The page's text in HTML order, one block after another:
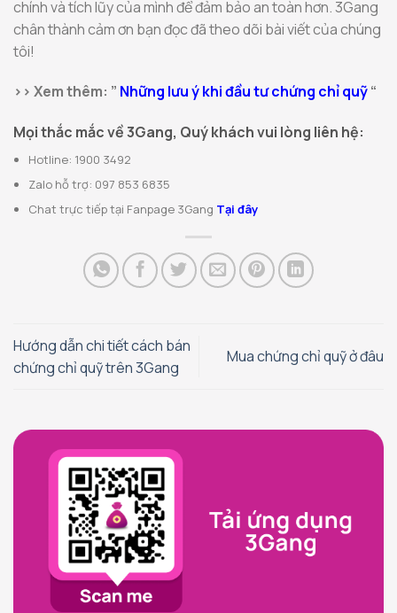
chính và tích lũy của mình để đảm bảo an toàn hơn. 3Gang
chân thành cảm ơn bạn đọc đã theo dõi bài viết của chúng
tôi!
>> Xem thêm: ” Những lưu ý khi đầu tư chứng chỉ quỹ“
Mọi thắc mắc về 3Gang, Quý khách vui lòng liên hệ:
Hotline: 1900 3492
Zalo hỗ trợ: 097 853 6835
Chat trực tiếp tại Fanpage 3Gang Tại đây
Hướng dẫn chi tiết cách bán
chứng chỉ quỹ trên 3Gang
Mua chứng chỉ quỹ ở đâu